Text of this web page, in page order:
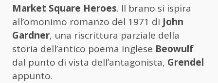
Market Square Heroes. Il brano si ispira
all’omonimo romanzo del 1971 di John
Gardner, una riscrittura parziale della
storia dell’antico poema inglese Beowulf
dal punto di vista dell’antagonista, Grendel
appunto.